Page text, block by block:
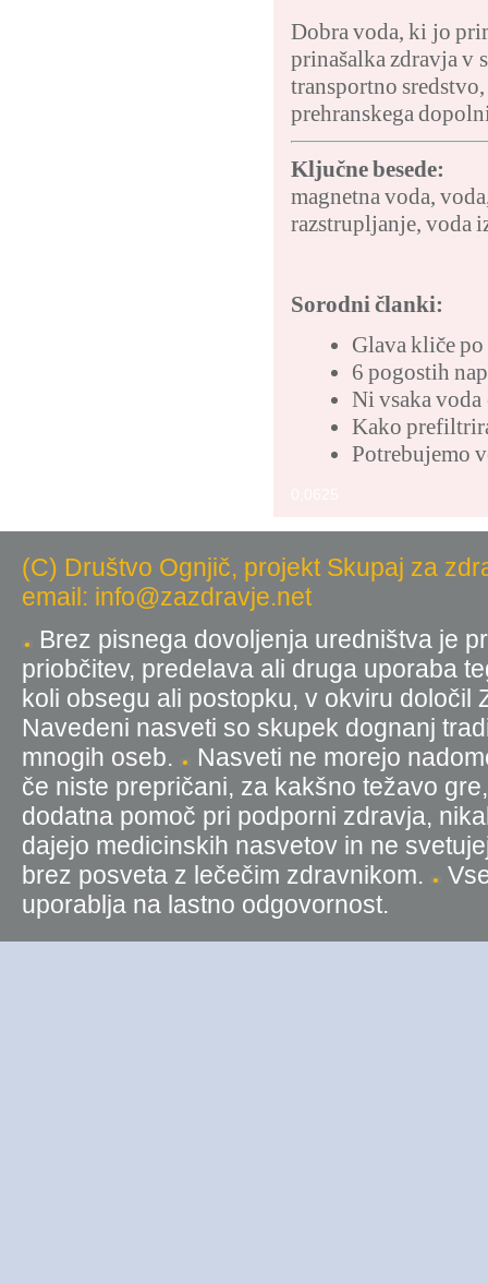
Dobra voda, ki jo
prinašalka zdravja v
transportno
prehranskega
Ključne besede:
magnetna voda,voda
razstrupljanje, voda
Sorodni članki:
Glava kliče
6 pogostih
Ni vsaka voda
Kako
Potrebujemo
(C) Društvo Ognjič, projekt Skupaj za
email: info@zazdravje.net
Brez pisnega dovoljenja uredništva je
priobčitev, predelava ali druga uporaba
koli obsegu ali postopku, v okviru
Navedeni nasveti so skupek dognanj
mnogih oseb.
Nasveti ne morejo
če niste prepričani, za kakšno težavo
dodatna pomoč pri podporni zdravja,
dajejo medicinskih nasvetov in ne
brez posveta z lečečim zdravnikom.
uporablja na lastno odgovornost.